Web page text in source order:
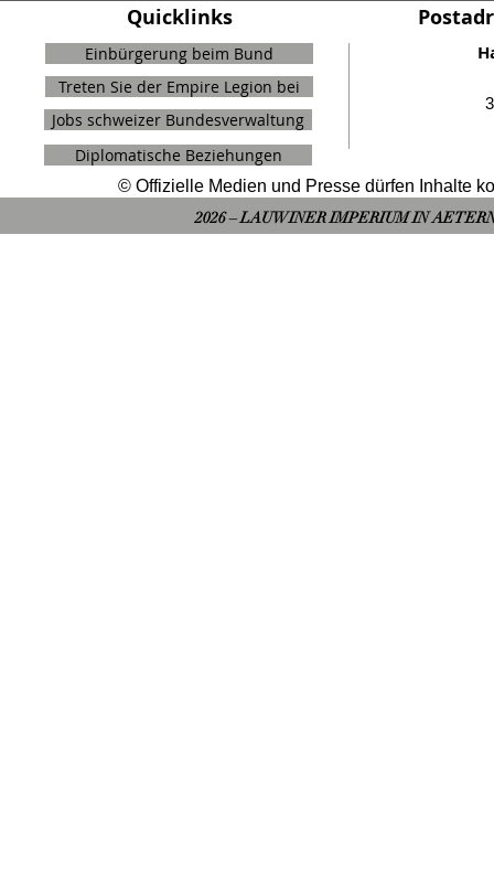
Quicklinks
Einbürgerung beim Bund
Treten Sie der Empire Legion bei
Jobs schweizer Bundesverwaltung
Diplomatische Beziehungen
© Offizielle Medien und Presse dürfen Inhalte
2026 – LAUWINER IMPERIUM IN